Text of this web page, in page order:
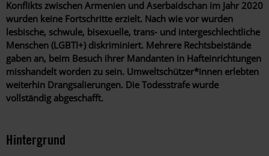
Konflikts zwischen Armenien und Aserbaidschan im Jahr 2020
wurden keine Fortschritte erzielt. Nach wie vor wurden
lesbische, schwule, bisexuelle, trans- und intergeschlechtliche
Menschen (LGBTI+) diskriminiert. Mehrere Rechtsbeistände
gaben an, beim Besuch ihrer Mandanten in Hafteinrichtungen
misshandelt worden zu sein. Umweltschützer*innen erlebten
weiterhin Drangsalierungen. Die Todesstrafe wurde
vollständig abgeschafft.
Hintergrund